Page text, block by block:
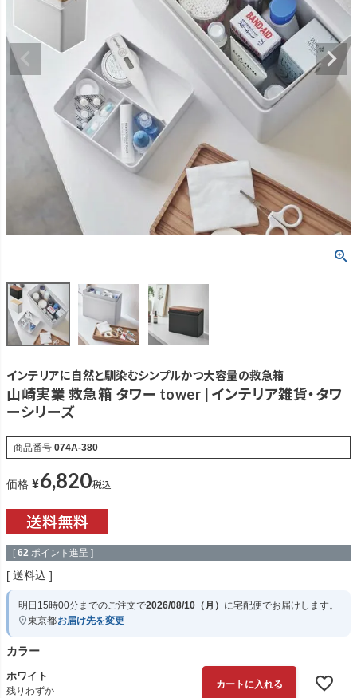
インテリアに自然と馴染むシンプルかつ大容量の救急箱
山崎実業 救急箱 タワー tower | インテリア雑貨・タワ
ーシリーズ
商品番号 074A-380
価格 ¥6,820税込
[ 62 ポイント進呈 ]
送料込
明日 15時00分までのご注文で2026/08/10（月） に宅配便でお届けします。
東京都お届け先を変更
カラー
ホワイト
残りわずか
カートに入れる